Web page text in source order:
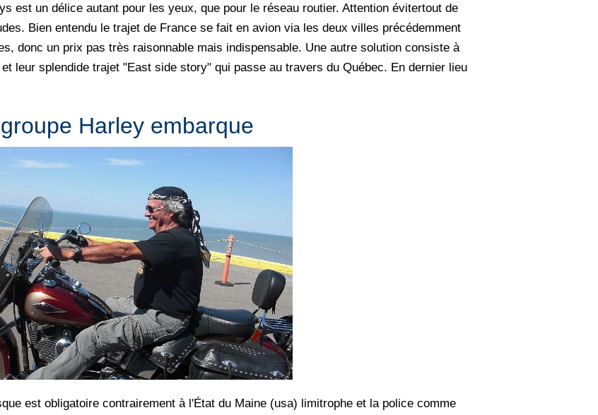
est un délice autant pour les yeux, que pour le réseau routier. Attention évitertout de
Bien entendu le trajet de France se fait en avion via les deux villes précédemment
donc un prix pas très raisonnable mais indispensable. Une autre solution consiste à
leur splendide trajet "East side story" qui passe au travers du Québec. En dernier lieu
Harley embarque
est obligatoire contrairement à l'État du Maine (usa) limitrophe et la police comme